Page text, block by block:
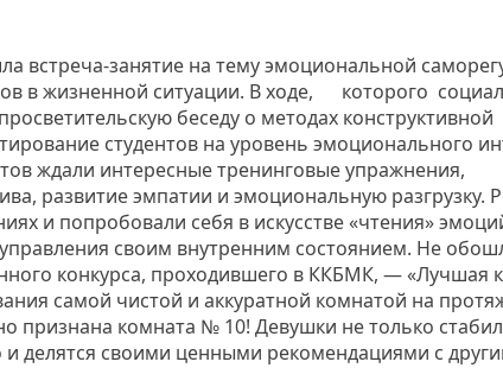
встреча-занятие на тему эмоциональной
в жизненной ситуации. В ходе, которого
беседу о методах конструктивной
студентов на уровень эмоционального
ждали интересные тренинговые упражнения,
развитие эмпатии и эмоциональную разгрузку.
и попробовали себя в искусстве «чтения»
своим внутренним состоянием. Не
конкурса, проходившего в ККБМК, — «Лучшая
самой чистой и аккуратной комнатой на
признана комната № 10! Девушки не только
делятся своими ценными рекомендациями с